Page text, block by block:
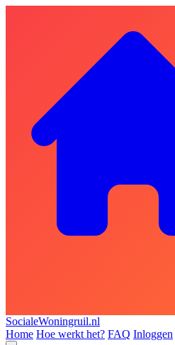
SocialeWoningruil.nl
Home Hoe werkt het? FAQ Inloggen